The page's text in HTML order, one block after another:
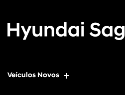
Veículos Novos